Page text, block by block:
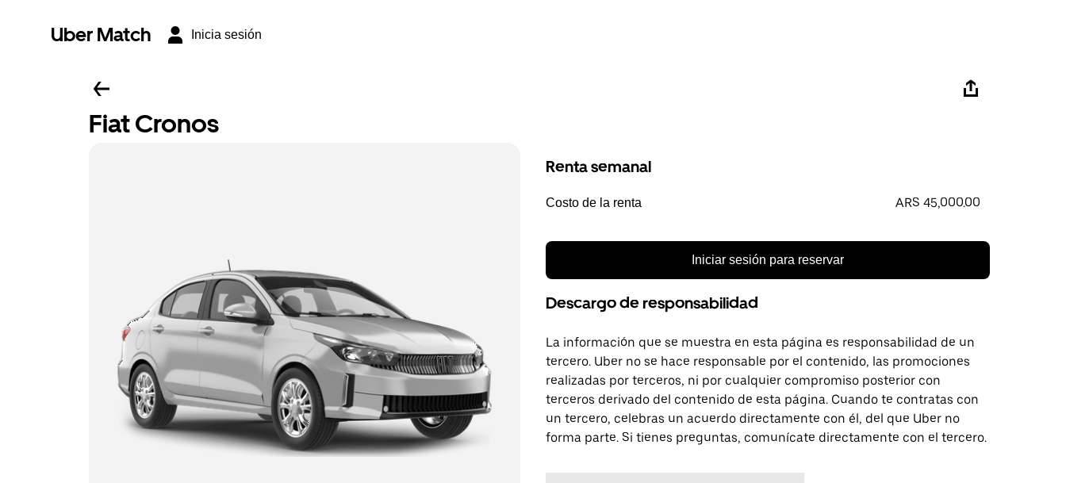
Uber Match Inicia sesión
Fiat Cronos
Renta semanal
Costo de la renta ARS 45,000.00
Iniciar sesión para reservar
Descargo de responsabilidad
La información que se muestra en esta página es responsabilidad de un
tercero. Uber no se hace responsable por el contenido, las promociones
realizadas por terceros, ni por cualquier compromiso posterior con
terceros derivado del contenido de esta página. Cuando te contratas con
un tercero, celebras un acuerdo directamente con él, del que Uber no
forma parte. Si tienes preguntas, comunícate directamente con el tercero.